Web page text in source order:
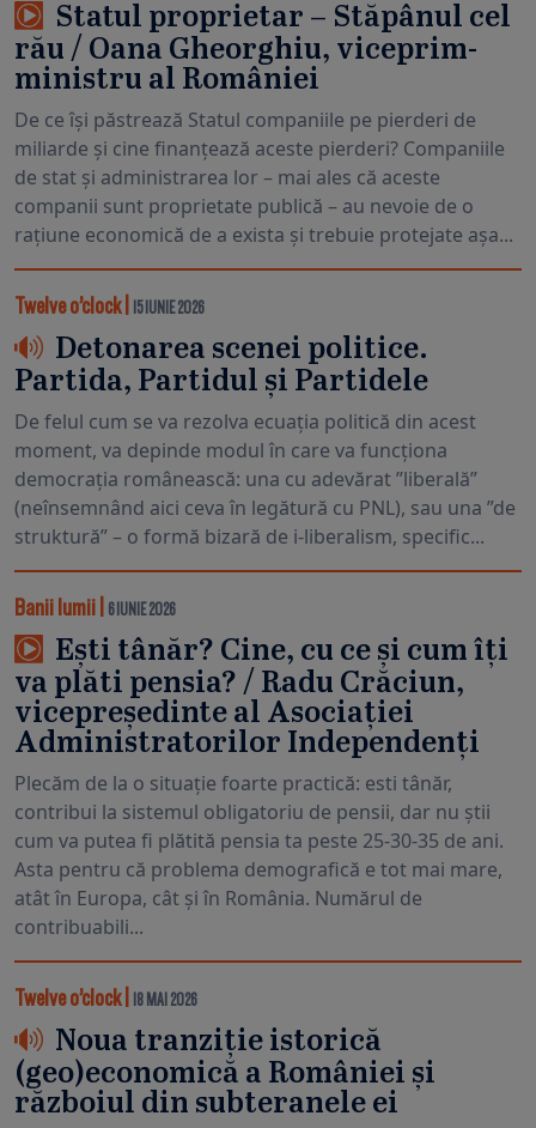
Statul proprietar – Stăpânul cel
rău / Oana Gheorghiu, viceprim-
ministru al României
De ce își păstrează Statul companiile pe pierderi de
miliarde și cine finanțează aceste pierderi? Companiile
de stat și administrarea lor – mai ales că aceste
companii sunt proprietate publică – au nevoie de o
rațiune economică de a exista și trebuie protejate așa...
Twelve o’clock| 15 IUNIE 2026
Detonarea scenei politice.
Partida, Partidul și Partidele
De felul cum se va rezolva ecuația politică din acest
moment, va depinde modul în care va funcționa
democrația românească: una cu adevărat ”liberală”
(neînsemnând aici ceva în legătură cu PNL), sau una ”de
struktură” – o formă bizară de i-liberalism, specific...
Banii lumii 6 IUNIE 2026
Ești tânăr? Cine, cu ce și cum îți
va plăti pensia? / Radu Crăciun,
vicepreședinte al Asociației
Administratorilor Independenți
Plecăm de la o situație foarte practică: esti tânăr,
contribui la sistemul obligatoriu de pensii, dar nu știi
cum va putea fi plătită pensia ta peste 25-30-35 de ani.
Asta pentru că problema demografică e tot mai mare,
atât în Europa, cât și în România. Numărul de
contribuabili...
Twelve o’clock| 18 MAI 2026
Noua tranziție istorică
(geo)economică a României și
războiul din subteranele ei